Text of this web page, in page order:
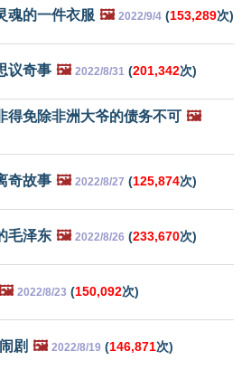
魂的一件衣服 🖼️ 2022/9/4 (153,289次)
议奇事 🖼️ 2022/8/31 (201,342次)
得免除非洲大爷的债务不可 🖼️
奇故事 🖼️ 2022/8/27 (125,874次)
毛泽东 🖼️ 2022/8/26 (233,670次)
2022/8/23 (150,092次)
剧 🖼️ 2022/8/19 (146,871次)